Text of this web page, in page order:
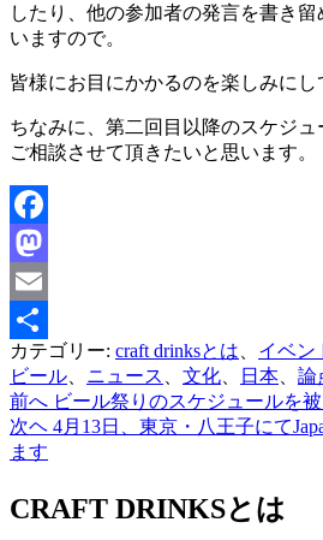
したり、他の参加者の発言を書き
いますので。
皆様にお目にかかるのを楽しみにし
ちなみに、第二回目以降のスケジ
ご相談させて頂きたいと思います。
Facebook
Mastodon
Email
共
有
カテゴリー: craft drinksとは イベン
ビール
ニュース 文化 日本 論
投
稿
ビ
前へ ビール祭りのスケジュールを
次ヘ 4月13日、東京・八王子にて
ます
CRAFT DRINKSとは